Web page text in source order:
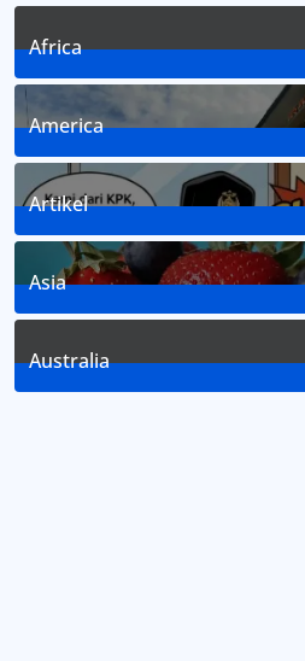
Africa
3Posts
America
1Posts
Artikel
8Posts
Asia
2Posts
Australia